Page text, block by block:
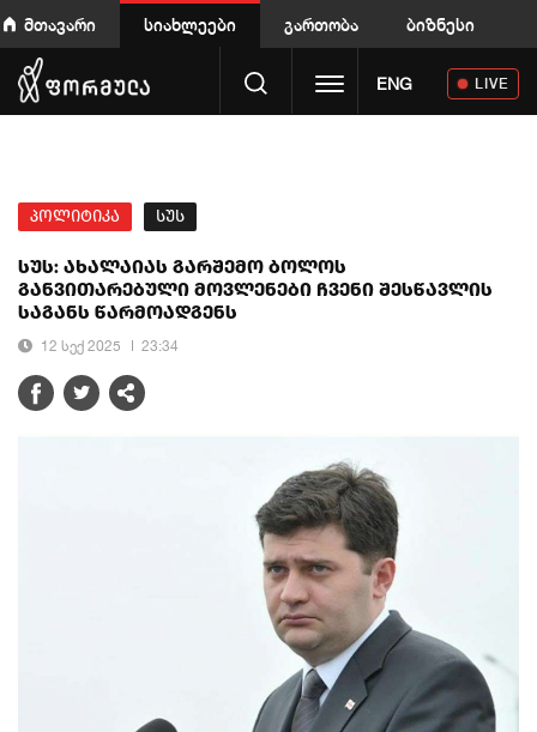
მთავარი სიახლეები გართობა ბიზნესი
Toggle navigation
ENG LIVE
პოლიტიკა სუს
სუს: ახალაიას გარშემო ბოლოს
განვითარებული მოვლენები ჩვენი შესწავლის
საგანს წარმოადგენს
12 სექ 2025 23:34